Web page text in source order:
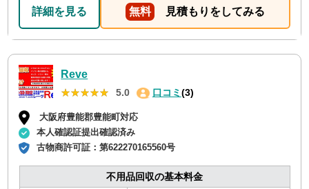
詳細を見る 無料 見積もりをしてみる
Reve
★★★★★
★★★★★ 5.0 口コミ (3)
大阪府豊能郡豊能町対応
本人確認証提出確認済み
古物商許可証：第622270165560号
不用品回収の基本料金